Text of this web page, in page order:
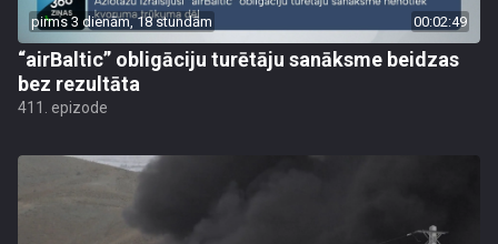
pirms 3 dienām, 18 stundām 00:02:49
“airBaltic” obligāciju turētāju sanāksme beidzas
bez rezultāta
411. epizode